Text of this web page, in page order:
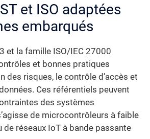
et ISO adaptées
embarqués
et la famille ISO/IEC 27000
et bonnes pratiques
des risques, le contrôle d’accès et
Ces référentiels peuvent
des systèmes
de microcontrôleurs à faible
réseaux IoT à bande passante